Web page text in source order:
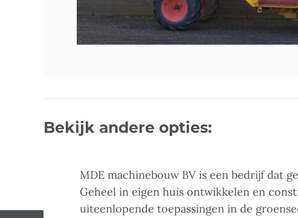
Bekijk andere opties:
MDE machinebouw BV is een bedrijf dat
Geheel in eigen huis ontwikkelen en
uiteenlopende toepassingen in de